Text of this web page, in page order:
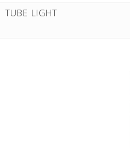
TUBE LIGHT